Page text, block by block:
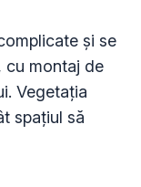
și se
cu montaj de
Vegetația
spațiul să